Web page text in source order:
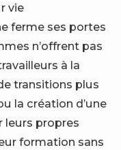
vie
ferme ses portes
n’offrent pas
à la
transitions plus
la création d’une
leurs propres
formation sans